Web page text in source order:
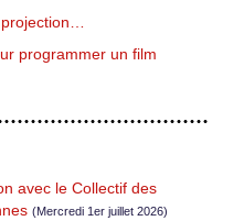
programmer un film
avec le Collectif des
(Mercredi 1er juillet 2026)